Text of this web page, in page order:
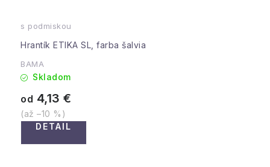
s podmiskou
Hrantík ETIKA SL, farba šalvia
BAMA
Skladom
od 4,13 €
(až –10 %)
DETAIL